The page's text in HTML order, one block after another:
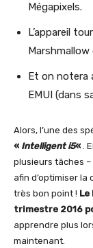
Mégapixels.
L’appareil
Et on notera
EMUI (dans
Alors, l’une des
« Intelligent i5« .
plusieurs tâches –
afin d’optimiser la
très bon point !
trimestre 2016
apprendre plus
maintenant.